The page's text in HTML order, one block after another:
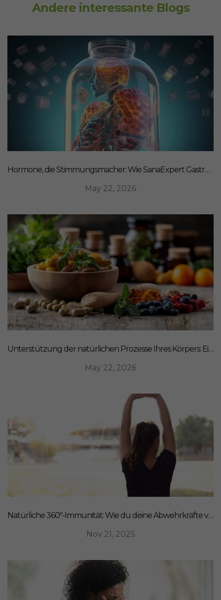
Andere interessante Blogs
Hormone, die Stimmungsmacher: Wie SanaExpert Gastro Forte Ihre Darm-Hirn-Verbindung unterstützt
May 22, 2026
Unterstützung der natürlichen Prozesse Ihres Körpers: Ein ganzheitlicher Ansatz für Ernährung
May 22, 2026
Natürliche 360º-Immunität: Wie du deine Abwehrkräfte von innen stärkst
Nov 21, 2025